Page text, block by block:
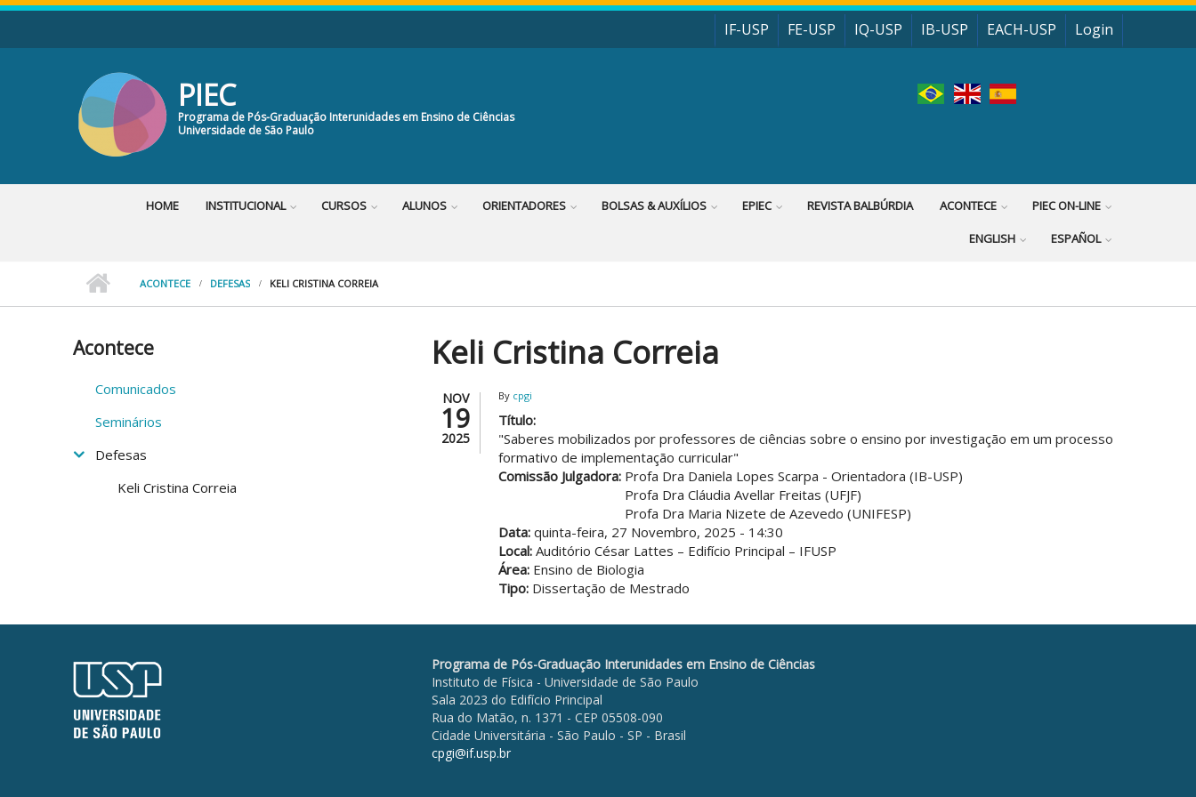
Pular para o conteúdo principal
IF-USP FE-USP IQ-USP IB-USP EACH-USP Login
PIEC
Programa de Pós-Graduação Interunidades em Ensino de Ciências
Universidade de São Paulo
HOME INSTITUCIONAL CURSOS ALUNOS ORIENTADORES BOLSAS & AUXÍLIOS EPIEC REVISTA BALBÚRDIA ACONTECE PIEC ON-LINE
ENGLISH ESPAÑOL
ACONTECE DEFESAS KELI CRISTINA CORREIA
Acontece
Comunicados
Seminários
Defesas
Keli Cristina Correia
Keli Cristina Correia
NOV
19
2025
By cpgi
Título:
"Saberes mobilizados por professores de ciências sobre o ensino por investigação em um processo
formativo de implementação curricular"
Comissão Julgadora: Profa Dra Daniela Lopes Scarpa - Orientadora (IB-USP)
Profa Dra Cláudia Avellar Freitas (UFJF)
Profa Dra Maria Nizete de Azevedo (UNIFESP)
Data:quinta-feira, 27 Novembro, 2025 - 14:30
Local:Auditório César Lattes – Edifício Principal – IFUSP
Área: Ensino de Biologia
Tipo: Dissertação de Mestrado
Programa de Pós-Graduação Interunidades em Ensino de Ciências
Instituto de Física - Universidade de São Paulo
Sala 2023 do Edifício Principal
Rua do Matão, n. 1371 - CEP 05508-090
Cidade Universitária - São Paulo - SP - Brasil
cpgi@if.usp.br